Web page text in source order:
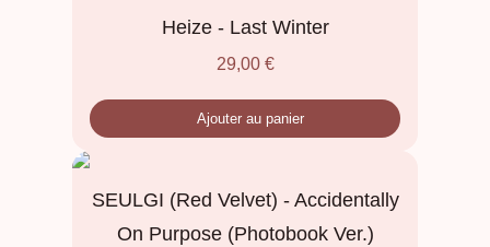
Heize - Last Winter
29,00 €
Ajouter au panier
SEULGI (Red Velvet) - Accidentally
On Purpose (Photobook Ver.)